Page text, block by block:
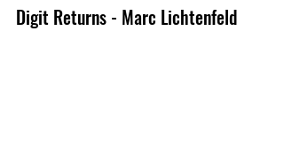
Digit Returns - Marc Lichtenfeld